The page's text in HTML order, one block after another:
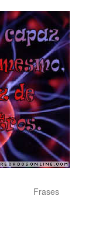
Frases